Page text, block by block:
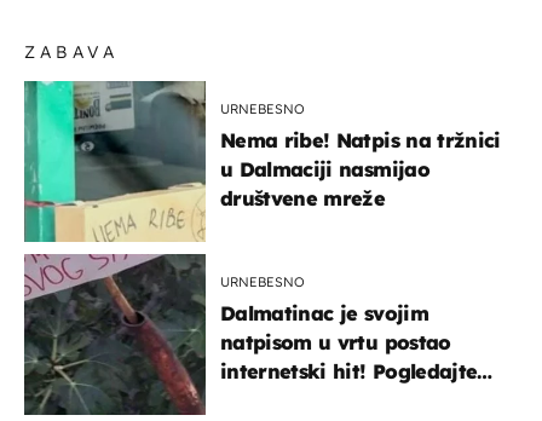
ZABAVA
URNEBESNO
Nema ribe! Natpis na tržnici
u Dalmaciji nasmijao
društvene mreže
URNEBESNO
Dalmatinac je svojim
natpisom u vrtu postao
internetski hit! Pogledajte